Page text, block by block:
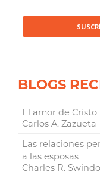
BLOGS
El amor de
Carlos A. Zazueta
Las relaciones
a las esposas
Charles R. Swindoll